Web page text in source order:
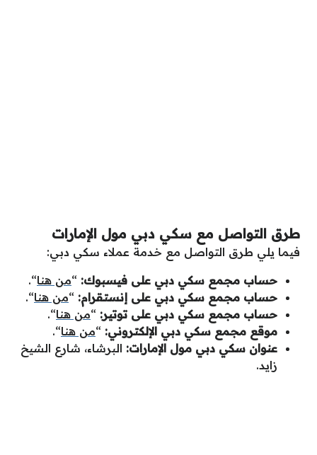
طرق التواصل مع سكي دبي مول الإمارات
فيما يلي طرق التواصل مع خدمة عملاء سكي دبي:
حساب مجمع سكي دبي على فيسبوك: “من هنا“.
حساب مجمع سكي دبي على إنستقرام: “من هنا“.
حساب مجمع سكي دبي على توتير: “من هنا“.
موقع مجمع سكي دبي الإلكتروني: “من هنا“.
عنوان سكي دبي مول الإمارات: البرشاء، شارع الشيخ
زايد.